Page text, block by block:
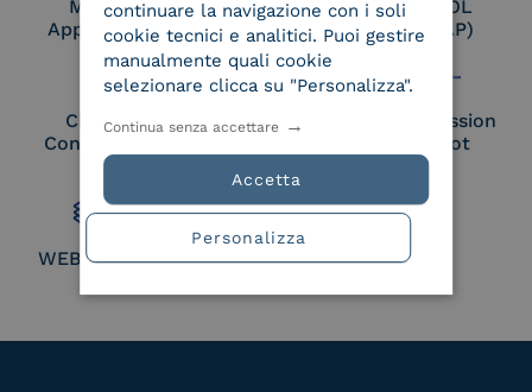
Membro Adobe
Approved Trust List
Certified PEPPOL
Access Point (AP)
Cloud Signature
Consortium Member
European Commission
Large Scale Pilot
Member
WEBUILD Consortium
continuare la navigazione con i soli
cookie tecnici e analitici. Puoi gestire
manualmente quali cookie
selezionare clicca su "Personalizza".
Accetta
Continua senza accettare
Personalizza